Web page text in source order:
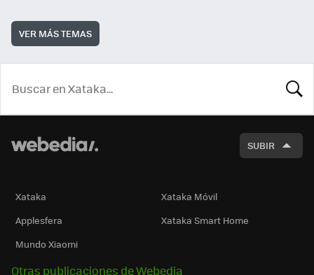
VER MÁS TEMAS
SUBIR
Xataka
Xataka Móvil
Applesfera
Xataka Smart Home
Mundo Xiaomi
Otras publicaciones de Webedia